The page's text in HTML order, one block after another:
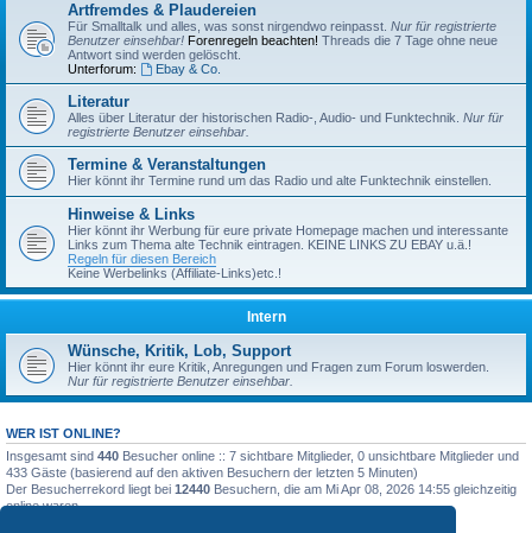
Artfremdes & Plaudereien
Für Smalltalk und alles, was sonst nirgendwo reinpasst. Nur für registrierte
Benutzer einsehbar! Forenregeln beachten! Threads die 7 Tage ohne neue
Antwort sind werden gelöscht.
Unterforum:
Ebay & Co.
Literatur
Alles über Literatur der historischen Radio-, Audio- und Funktechnik. Nur für
registrierte Benutzer einsehbar.
Termine & Veranstaltungen
Hier könnt ihr Termine rund um das Radio und alte Funktechnik einstellen.
Hinweise & Links
Hier könnt ihr Werbung für eure private Homepage machen und interessante
Links zum Thema alte Technik eintragen. KEINE LINKS ZU EBAY u.ä.!
Regeln für diesen Bereich
Keine Werbelinks (Affiliate-Links)etc.!
Intern
Wünsche, Kritik, Lob, Support
Hier könnt ihr eure Kritik, Anregungen und Fragen zum Forum loswerden.
Nur für registrierte Benutzer einsehbar.
WER IST ONLINE?
Insgesamt sind 440 Besucher online :: 7 sichtbare Mitglieder, 0 unsichtbare Mitglieder und
433 Gäste (basierend auf den aktiven Besuchern der letzten 5 Minuten)
Der Besucherrekord liegt bei 12440 Besuchern, die am Mi Apr 08, 2026 14:55 gleichzeitig
online waren.